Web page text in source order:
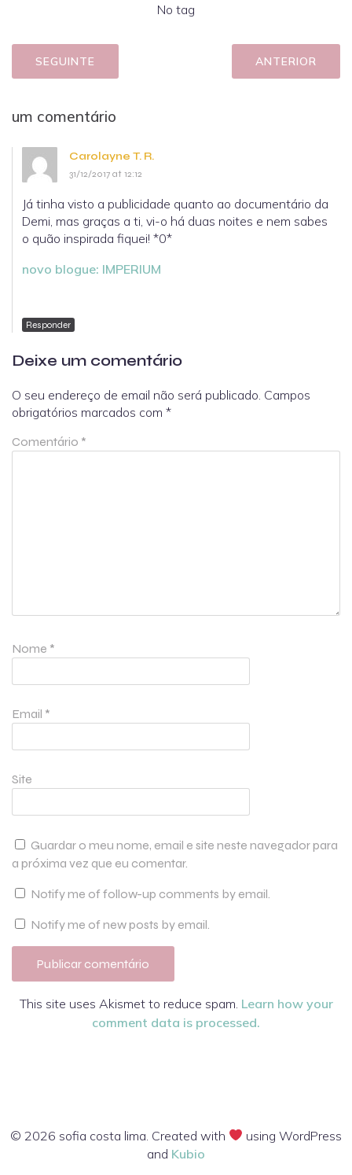
No tag
SEGUINTE ANTERIOR
um comentário
Carolayne T. R.
31/12/2017 at 12:12
Já tinha visto a publicidade quanto ao documentário da
Demi, mas graças a ti, vi-o há duas noites e nem sabes
o quão inspirada fiquei! *0*
novo blogue: IMPERIUM
Responder
Deixe um comentário
O seu endereço de email não será publicado. Campos
obrigatórios marcados com *
Comentário *
Nome *
Email *
Site
Guardar o meu nome, email e site neste navegador para
a próxima vez que eu comentar.
Notify me of follow-up comments by email.
Notify me of new posts by email.
This site uses Akismet to reduce spam. Learn how your
comment data is processed.
© 2026 sofia costa lima. Created with
using WordPress
and Kubio